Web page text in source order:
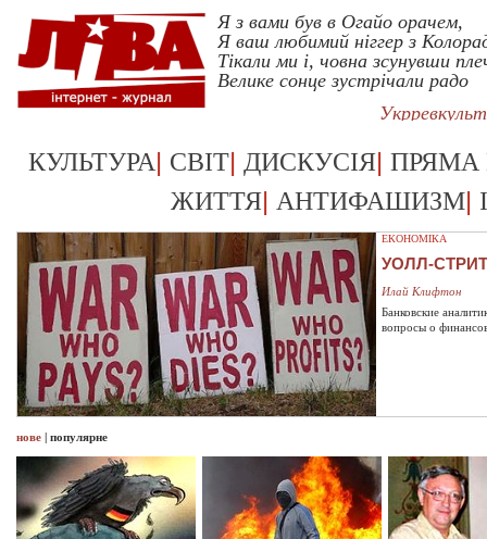
Я з вами був в Огайо орачем,
Я ваш любимий ніггер з
Тікали ми і, човна зсунувши
Велике сонце зустрічали радо
КУЛЬТУРА| СВІТ| ДИСКУСІЯ| ПРЯМА
ЖИТТЯ| АНТИФАШИЗМ|
ЕКОНОМІКА
УОЛЛ-
Илай Клифтон
Банковские
вопросы о
нове | популярне